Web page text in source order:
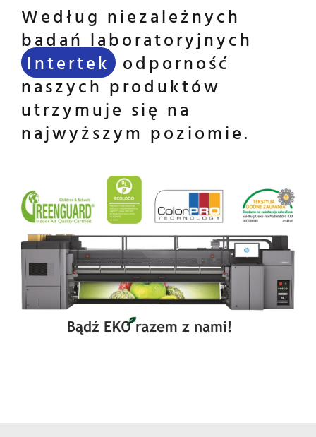
Według niezależnych
badań laboratoryjnych
Intertek
odporność
naszych produktów
utrzymuje się na
najwyższym poziomie.